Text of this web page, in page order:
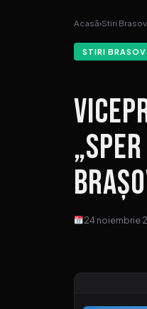
Acasă›Stiri Brasov
STIRI BRASOV
24 noiembrie